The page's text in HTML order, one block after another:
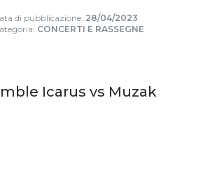
di pubblicazione: 28/04/2023
CONCERTI E RASSEGNE
Icarus vs Muzak